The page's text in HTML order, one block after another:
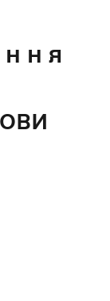
Н Н Я
року